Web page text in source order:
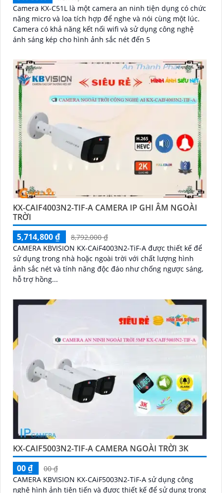
Camera KX-C51L là một camera an ninh tiện dụng có chức
năng micro và loa tích hợp để nghe và nói cùng một lúc.
Camera có khả năng kết nối wifi và sử dụng công nghệ
ánh sáng kép cho hình ảnh sắc nét đến 5
KX-CAIF4003N2-TIF-A CAMERA IP GHI ÂM NGOÀI
TRỜI
5,714,800 ₫
8,792,000 ₫
CAMERA KBVISION KX-CAiF4003N2-TiF-A được thiết kế để
sử dụng trong nhà hoặc ngoài trời với chất lượng hình
ảnh sắc nét và tính năng độc đáo như chống ngược sáng,
hỗ trợ hồng...
KX-CAIF5003N2-TIF-A CAMERA NGOÀI TRỜI 3K
00 ₫
00 ₫
CAMERA KBVISION KX-CAiF5003N2-TiF-A sử dụng công
nghệ hình ảnh tiên tiến và được thiết kế để sử dụng trong